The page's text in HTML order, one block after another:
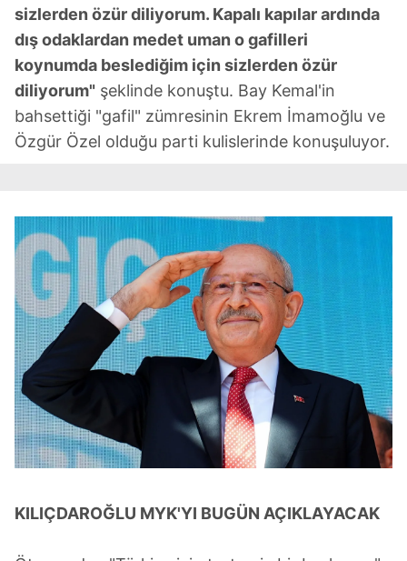
sizlerden özür diliyorum. Kapalı kapılar ardında
dış odaklardan medet uman o gafilleri
koynumda beslediğim için sizlerden özür
diliyorum" şeklinde konuştu. Bay Kemal'in
bahsettiği "gafil" zümresinin Ekrem İmamoğlu ve
Özgür Özel olduğu parti kulislerinde konuşuluyor.
KILIÇDAROĞLU MYK'YI BUGÜN AÇIKLAYACAK